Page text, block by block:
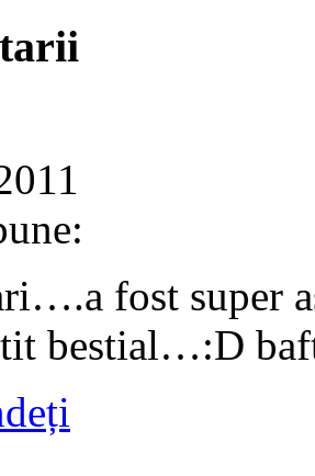
fost super
bestial…:D